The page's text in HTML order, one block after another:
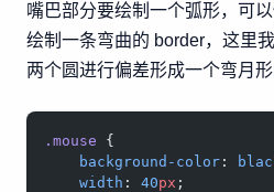
嘴巴部分要绘制一个弧形，可
绘制一条弯曲的 border，这里
两个圆进行偏差形成一个弯月形
.mouse {
    background-color
:
    width
: 40px ;